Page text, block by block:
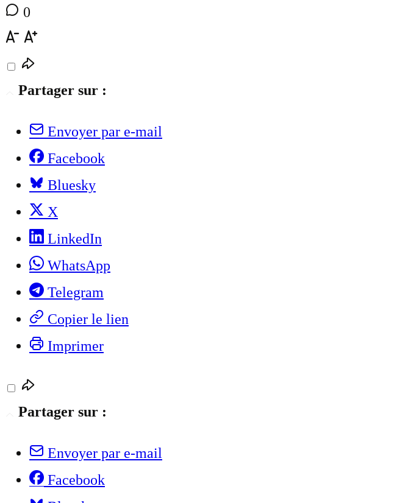
0
Partager sur :
Envoyer par e-mail
Facebook
Bluesky
X
LinkedIn
WhatsApp
Telegram
Copier le lien
Imprimer
Partager sur :
Envoyer par e-mail
Facebook